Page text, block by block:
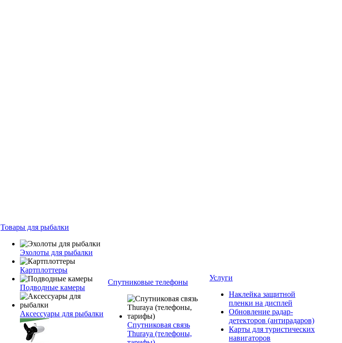
Товары для рыбалки
Эхолоты для рыбалки
Картплоттеры
Подводные камеры
Аксессуары для рыбалки
Спутниковые телефоны
Спутниковая связь
Thuraya (телефоны,
Услуги
Наклейка защитной
пленки на дисплей
Обновление радар-
детекторов (антирадаров)
Карты для туристических
навигаторов